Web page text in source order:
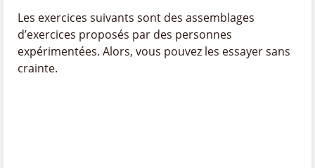
Les exercices suivants sont des assemblages
d’exercices proposés par des personnes
expérimentées. Alors, vous pouvez les essayer sans
crainte.